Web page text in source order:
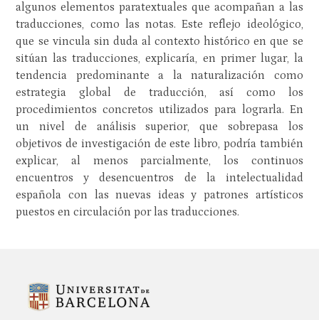
algunos elementos paratextuales que acompañan a las
traducciones, como las notas. Este reflejo ideológico,
que se vincula sin duda al contexto histórico en que se
sitúan las traducciones, explicaría, en primer lugar, la
tendencia predominante a la naturalización como
estrategia global de traducción, así como los
procedimientos concretos utilizados para lograrla. En
un nivel de análisis superior, que sobrepasa los
objetivos de investigación de este libro, podría también
explicar, al menos parcialmente, los continuos
encuentros y desencuentros de la intelectualidad
española con las nuevas ideas y patrones artísticos
puestos en circulación por las traducciones.